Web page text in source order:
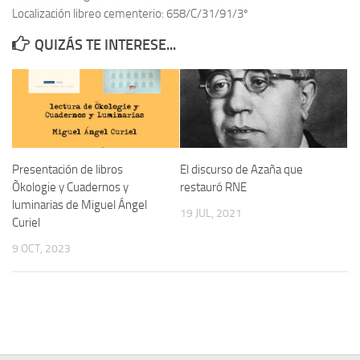
Memoria Histórica
Investigación previa de la represión en Talavera de la Reina (1937-
1947).
Informe Represión en Toledo 1936-1947 | Buscador
Informe de la fosa de abril de 1939 de Tembleque
Enciclopedia Republicana
Militantes históricos IR
Localización libreo cementerio: 658/C/31/91/3º
QUIZÁS TE INTERESE...
Presentación de libros
Õkologie y Cuadernos y
luminarias de Miguel Ángel
Curiel
9 OCT, 2023
El discurso de Azaña que
restauró RNE
19 JUL, 2021